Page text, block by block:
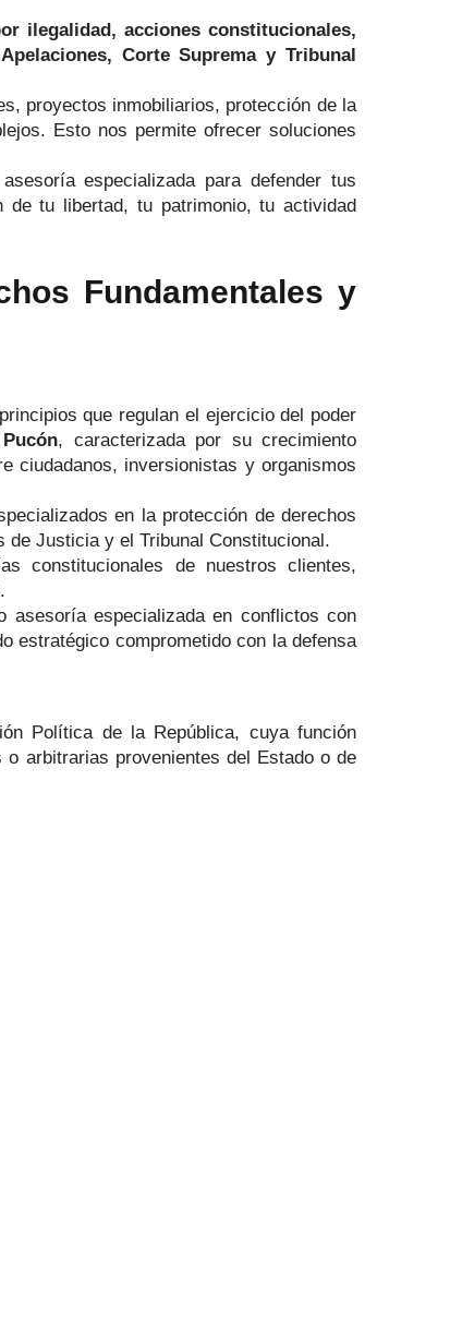
ilegalidad, acciones constitucionales,
Corte Suprema y Tribunal
proyectos inmobiliarios, protección de la
Esto nos permite ofrecer soluciones
especializada para defender tus
tu libertad, tu patrimonio, tu actividad
Fundamentales y
que regulan el ejercicio del poder
Pucón, caracterizada por su crecimiento
ciudadanos, inversionistas y organismos
en la protección de derechos
Justicia y el Tribunal Constitucional.
constitucionales de nuestros clientes,
asesoría especializada en conflictos con
estratégico comprometido con la defensa
Política de la República, cuya función
arbitrarias provenientes del Estado o de